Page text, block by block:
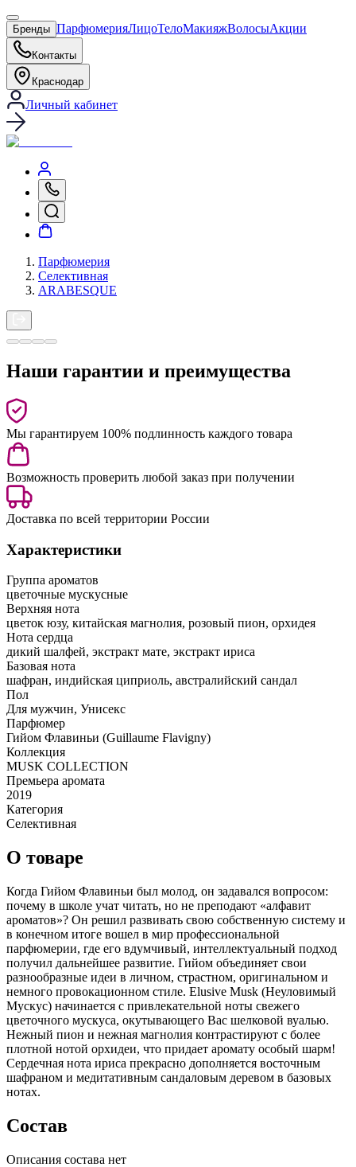
Бренды ПарфюмерияЛицоТелоМакияжВолосыАкции
Контакты
Краснодар
Личный кабинет
Парфюмерия
Селективная
ARABESQUE
Наши гарантии и преимущества
Мы гарантируем 100% подлинность каждого товара
Возможность проверить любой заказ при получении
Доставка по всей территории России
Характеристики
Группа ароматов
цветочные мускусные
Верхняя нота
цветок юзу, китайская магнолия, розовый пион, орхидея
Нота сердца
дикий шалфей, экстракт мате, экстракт ириса
Базовая нота
шафран, индийская циприоль, австралийский сандал
Пол
Для мужчин, Унисекс
Парфюмер
Гийом Флавиньи (Guillaume Flavigny)
Коллекция
MUSK COLLECTION
Премьера аромата
2019
Категория
Селективная
О товаре
Когда Гийом Флавиньи был молод, он задавался вопросом:
почему в школе учат читать, но не преподают «алфавит
ароматов»? Он решил развивать свою собственную систему и
в конечном итоге вошел в мир профессиональной
парфюмерии, где его вдумчивый, интеллектуальный подход
получил дальнейшее развитие. Гийом объединяет свои
разнообразные идеи в личном, страстном, оригинальном и
немного провокационном стиле. Elusive Musk (Неуловимый
Мускус) начинается с привлекательной ноты свежего
цветочного мускуса, окутывающего Вас шелковой вуалью.
Нежный пион и нежная магнолия контрастируют с более
плотной нотой орхидеи, что придает аромату особый шарм!
Сердечная нота ириса прекрасно дополняется восточным
шафраном и медитативным сандаловым деревом в базовых
нотах.
Состав
Описания состава нет